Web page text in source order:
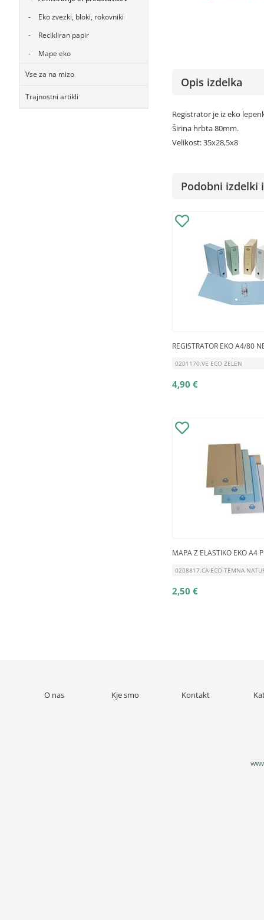
Eko zvezki, bloki, rokovniki
Recikliran papir
Mape eko
Vse za na mizo
Trajnostni artikli
Opis izdelka
Registrator je iz eko
Širina hrbta 80mm.
Velikost: 35x28,5x8
Podobni izdelki
REGISTRATOR EKO A4/80
0201170.VE ECO ZELEN
4,90 €
MAPA Z ELASTIKO EKO A4
0208817.CA ECO TEMNA
2,50 €
O nas Kje smo Kontakt